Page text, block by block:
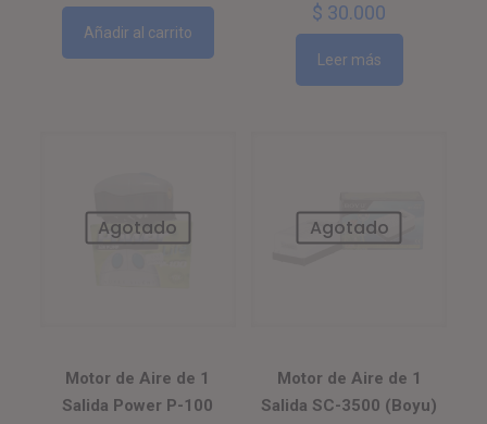
Añadir al carrito
$ 30.000
Leer más
Agotado
Motor de Aire de 1
Salida Power P-100
Agotado
Motor de Aire de 1
Salida SC-3500 (Boyu)